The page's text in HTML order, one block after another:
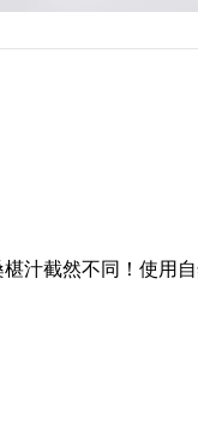
汁截然不同！使用